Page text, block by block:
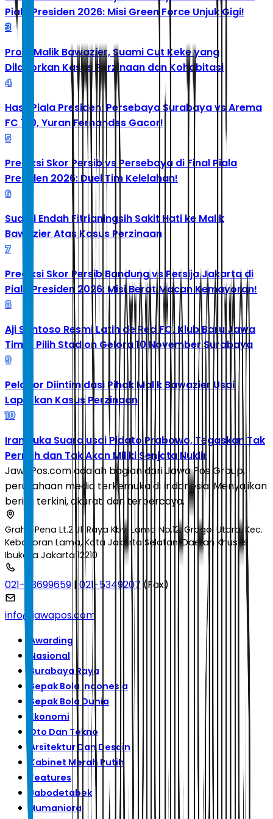
Piala Presiden 2026: Misi Green Force Unjuk Gigi!
3
Profil Malik Bawazier, Suami Cut Keke yang
Dilaporkan Kasus Perzinaan dan Kohabitasi
4
Hasil Piala Presiden: Persebaya Surabaya vs Arema
FC 1-0, Yuran Fernandes Gacor!
5
Prediksi Skor Persib vs Persebaya di Final Piala
Presiden 2026: Duel Tim Kelelahan!
6
Suami Endah Fitrianingsih Sakit Hati ke Malik
Bawazier Atas Kasus Perzinaan
7
Prediksi Skor Persib Bandung vs Persija Jakarta di
Piala Presiden 2026: Misi Berat Macan Kemayoran!
8
Aji Santoso Resmi Latih de Red FC, Klub Baru Jawa
Timur Pilih Stadion Gelora 10 November Surabaya
9
Pelapor Diintimidasi Pihak Malik Bawazier Usai
Laporkan Kasus Perzinaan
10
Iran Buka Suara usai Pidato Prabowo, Tegaskan Tak
Pernah dan Tak Akan Miliki Senjata Nuklir
JawaPos.com adalah bagian dari Jawa Pos Group,
perusahaan media terkemuka di Indonesia. Menyajikan
berita terkini, akurat, dan terpercaya.
Graha Pena Lt.2 Jl. Raya Kby. Lama No.12, Grogol Utara, Kec.
Kebayoran Lama, Kota Jakarta Selatan, Daerah Khusus
Ibukota Jakarta 12210
021-53699659 | 021-5349207 (Fax)
info@jawapos.com
Awarding
Nasional
Surabaya Raya
Sepak Bola Indonesia
Sepak Bola Dunia
Ekonomi
Oto Dan Tekno
Arsitektur Dan Desain
Kabinet Merah Putih
Features
Jabodetabek
Humaniora